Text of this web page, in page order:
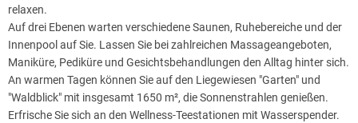
relaxen.
Auf drei Ebenen warten verschiedene Saunen, Ruhebereiche und der
Innenpool auf Sie. Lassen Sie bei zahlreichen Massageangeboten,
Maniküre, Pediküre und Gesichtsbehandlungen den Alltag hinter sich.
An warmen Tagen können Sie auf den Liegewiesen "Garten" und
"Waldblick" mit insgesamt 1650 m², die Sonnenstrahlen genießen.
Erfrische Sie sich an den Wellness-Teestationen mit Wasserspender.